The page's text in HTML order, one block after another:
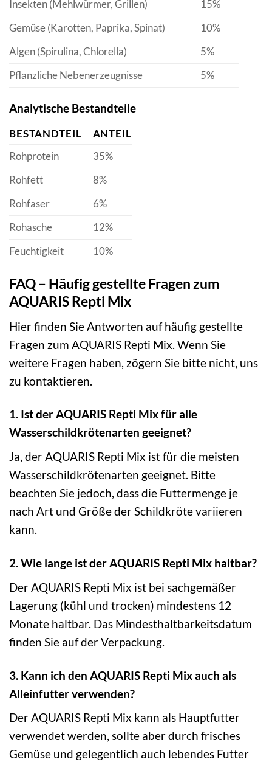
Insekten (Mehlwürmer, Grillen)
15%
Gemüse (Karotten, Paprika, Spinat)
10%
Algen (Spirulina, Chlorella)
5%
Pflanzliche Nebenerzeugnisse
5%
Analytische Bestandteile
BESTANDTEIL
ANTEIL
Rohprotein
35%
Rohfett
8%
Rohfaser
6%
Rohasche
12%
Feuchtigkeit
10%
FAQ – Häufig gestellte Fragen zum
AQUARIS Repti Mix
Hier finden Sie Antworten auf häufig gestellte
Fragen zum AQUARIS Repti Mix. Wenn Sie
weitere Fragen haben, zögern Sie bitte nicht, uns
zu kontaktieren.
1. Ist der AQUARIS Repti Mix für alle
Wasserschildkrötenarten geeignet?
Ja, der AQUARIS Repti Mix ist für die meisten
Wasserschildkrötenarten geeignet. Bitte
beachten Sie jedoch, dass die Futtermenge je
nach Art und Größe der Schildkröte variieren
kann.
2. Wie lange ist der AQUARIS Repti Mix haltbar?
Der AQUARIS Repti Mix ist bei sachgemäßer
Lagerung (kühl und trocken) mindestens 12
Monate haltbar. Das Mindesthaltbarkeitsdatum
finden Sie auf der Verpackung.
3. Kann ich den AQUARIS Repti Mix auch als
Alleinfutter verwenden?
Der AQUARIS Repti Mix kann als Hauptfutter
verwendet werden, sollte aber durch frisches
Gemüse und gelegentlich auch lebendes Futter